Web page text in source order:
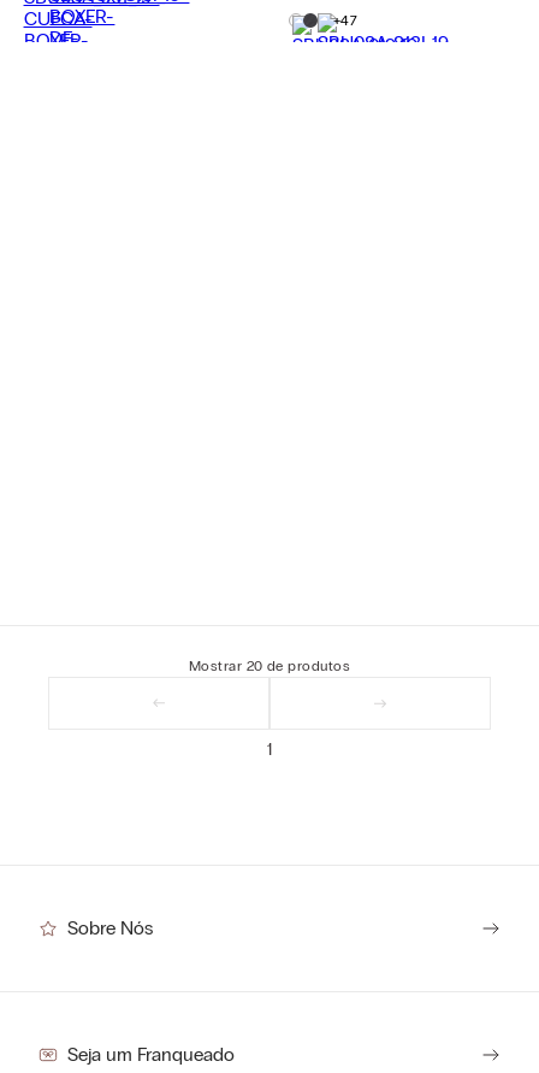
+47
Mostrar 20 deprodutos
1
Sobre Nós
Seja um Franqueado